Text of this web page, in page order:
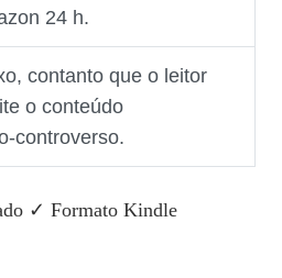
24 h.
contanto que o leitor
o conteúdo
✓ Formato Kindle